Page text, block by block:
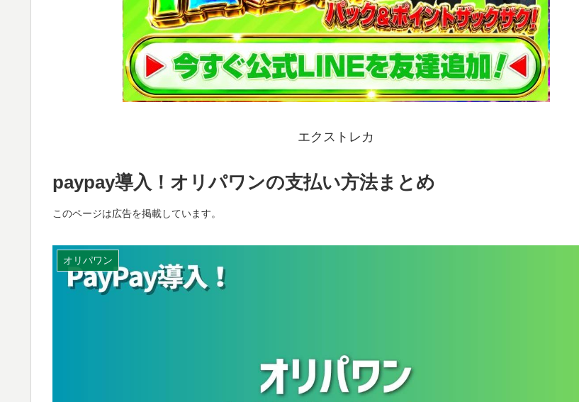
エクストレカ
paypay導入！オリパワンの支払い方法まとめ
このページは広告を掲載しています。
オリパワン